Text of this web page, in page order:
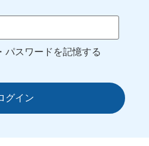
パスワードを記憶する
グイン